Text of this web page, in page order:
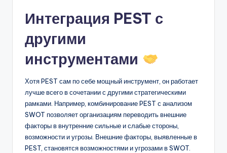
Интеграция PEST с
другими
инструментами
Хотя PEST сам по себе мощный инструмент, он работает
лучше всего в сочетании с другими стратегическими
рамками. Например, комбинирование PEST с анализом
SWOT позволяет организациям переводить внешние
факторы в внутренние сильные и слабые стороны,
возможности и угрозы. Внешние факторы, выявленные в
PEST, становятся возможностями и угрозами в SWOT.